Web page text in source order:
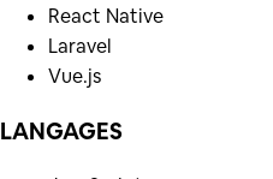
React Native
Laravel
Vue.js
LANGAGES